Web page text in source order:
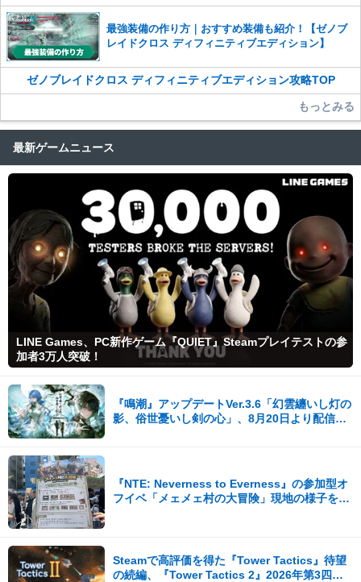
最強装備の作り方｜おすすめ装備も紹介！【ゼノブ
レイドクロス ディフィニティブエディション】
ゼノブレイドクロス ディフィニティブエディション攻略TOP
もっとみる
最新ゲームニュース
LINE Games、PC新作ゲーム『QUIET』Steamプレイテストの参
加者3万人突破！
『鳴潮』アップデートVer.3.6「幻雲纏いし灯の
影、俗世憂いし剣の心」、8月20日より配信開
『NTE: Neverness to Everness』の参加型オ
フイベ「メェメェ村の大冒険」現地の様子をレ
Steamで高評価を得た『Tower Tactics』待望
の続編、『Tower Tactics 2』2026年第3四半